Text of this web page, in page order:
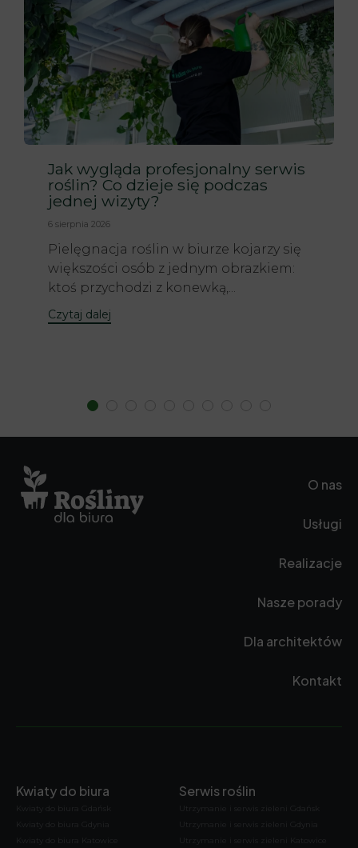
Jak wygląda profesjonalny serwis
roślin? Co dzieje się podczas
jednej wizyty?
6 sierpnia 2026
Pielęgnacja roślin w biurze kojarzy się
większości osób z jednym obrazkiem:
ktoś przychodzi z konewką,...
Czytaj dalej
O nas
Usługi
Realizacje
Nasze porady
Dla architektów
Kontakt
Kwiaty do biura
Kwiaty do biura Gdańsk
Kwiaty do biura Gdynia
Kwiaty do biura Katowice
Serwis roślin
Utrzymanie i serwis zieleni Gdańsk
Utrzymanie i serwis zieleni Gdynia
Utrzymanie i serwis zieleni Katowice